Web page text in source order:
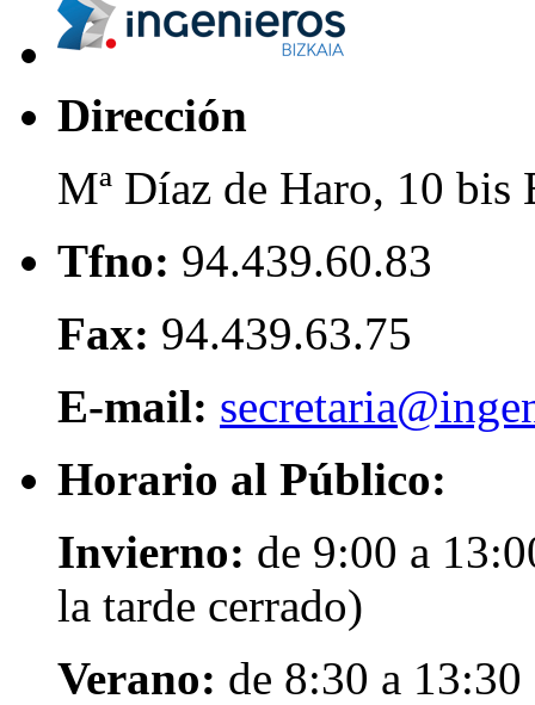
Dirección
Mª Díaz de Haro, 10
Tfno: 94.439.60.83
Fax: 94.439.63.75
E-mail:
Horario al Público:
Invierno: de 9:00 a
la tarde cerrado)
Verano: de 8:30 a 13:30